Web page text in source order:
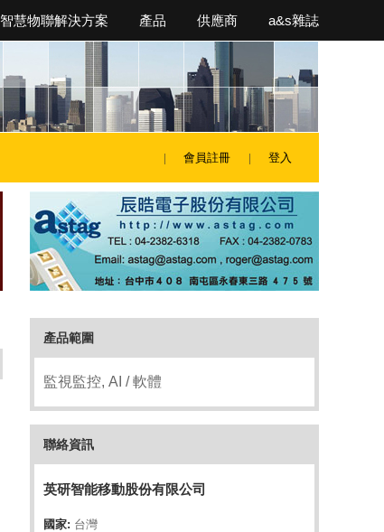
智慧物聯解決方案 產品 供應商 a&s雜誌
會員註冊 登入
產品範圍
監視監控, AI / 軟體
聯絡資訊
英研智能移動股份有限公司
國家: 台灣